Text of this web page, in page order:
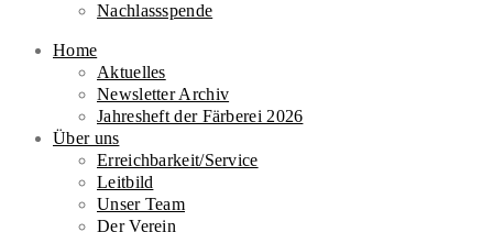
Nachlassspende
Home
Aktuelles
Newsletter Archiv
Jahresheft der Färberei 2026
Über uns
Erreichbarkeit/Service
Leitbild
Unser Team
Der Verein